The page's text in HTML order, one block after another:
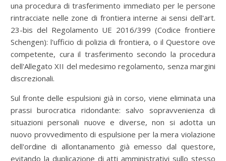
una procedura di trasferimento immediato per le persone
rintracciate nelle zone di frontiera interne ai sensi dell'art.
23-bis del Regolamento UE 2016/399 (Codice frontiere
Schengen): l'ufficio di polizia di frontiera, o il Questore ove
competente, cura il trasferimento secondo la procedura
dell'Allegato XII del medesimo regolamento, senza margini
discrezionali.
Sul fronte delle espulsioni già in corso, viene eliminata una
prassi burocratica ridondante: salvo sopravvenienza di
situazioni personali nuove e diverse, non si adotta un
nuovo provvedimento di espulsione per la mera violazione
dell'ordine di allontanamento già emesso dal questore,
evitando la duplicazione di atti amministrativi sullo stesso